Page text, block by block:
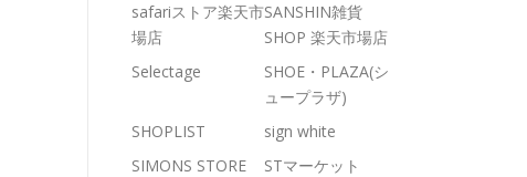
safariストア楽天市
場店
SANSHIN雑貨
SHOP 楽天市場店
Selectage
SHOE・PLAZA(シ
ュープラザ)
SHOPLIST
sign white
SIMONS STORE
STマーケット